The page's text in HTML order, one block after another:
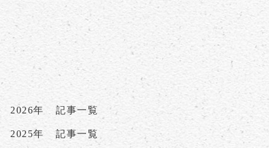
2026年 記事一覧
2025年 記事一覧